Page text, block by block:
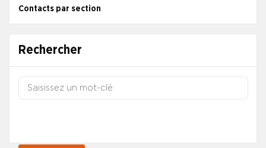
Contacts par section
Rechercher